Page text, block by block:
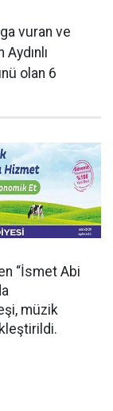
vuran ve
olan 6
“İsmet Abi
müzik